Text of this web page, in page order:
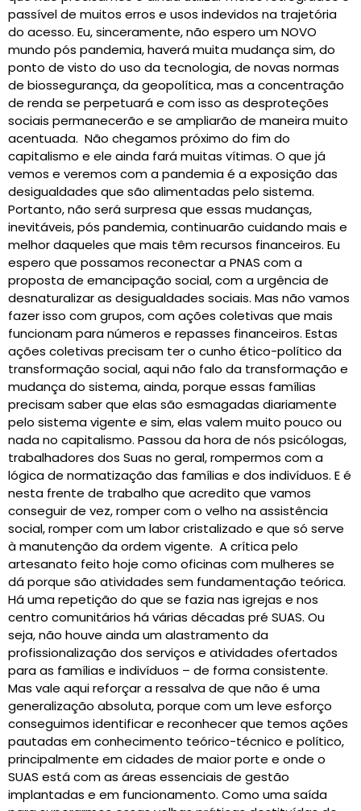
passível de muitos erros e usos indevidos na trajetória
do acesso. Eu, sinceramente, não espero um NOVO
mundo pós pandemia, haverá muita mudança sim, do
ponto de visto do uso da tecnologia, de novas normas
de biossegurança, da geopolítica, mas a concentração
de renda se perpetuará e com isso as desproteções
sociais permanecerão e se ampliarão de maneira muito
acentuada. Não chegamos próximo do fim do
capitalismo e ele ainda fará muitas vítimas. O que já
vemos e veremos com a pandemia é a exposição das
desigualdades que são alimentadas pelo sistema.
Portanto, não será surpresa que essas mudanças,
inevitáveis, pós pandemia, continuarão cuidando mais e
melhor daqueles que mais têm recursos financeiros. Eu
espero que possamos reconectar a PNAS com a
proposta de emancipação social, com a urgência de
desnaturalizar as desigualdades sociais. Mas não vamos
fazer isso com grupos, com ações coletivas que mais
funcionam para números e repasses financeiros. Estas
ações coletivas precisam ter o cunho ético-político da
transformação social, aqui não falo da transformação e
mudança do sistema, ainda, porque essas famílias
precisam saber que elas são esmagadas diariamente
pelo sistema vigente e sim, elas valem muito pouco ou
nada no capitalismo. Passou da hora de nós psicólogas,
trabalhadores dos Suas no geral, rompermos com a
lógica de normatização das famílias e dos indivíduos. E é
nesta frente de trabalho que acredito que vamos
conseguir de vez, romper com o velho na assistência
social, romper com um labor cristalizado e que só serve
à manutenção da ordem vigente. A crítica pelo
artesanato feito hoje como oficinas com mulheres se
dá porque são atividades sem fundamentação teórica.
Há uma repetição do que se fazia nas igrejas e nos
centro comunitários há várias décadas pré SUAS. Ou
seja, não houve ainda um alastramento da
profissionalização dos serviços e atividades ofertados
para as famílias e indivíduos – de forma consistente.
Mas vale aqui reforçar a ressalva de que não é uma
generalização absoluta, porque com um leve esforço
conseguimos identificar e reconhecer que temos ações
pautadas em conhecimento teórico-técnico e político,
principalmente em cidades de maior porte e onde o
SUAS está com as áreas essenciais de gestão
implantadas e em funcionamento. Como uma saída